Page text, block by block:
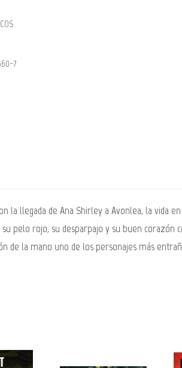
7
la llegada de Ana Shirley a Avonlea, la vida
pelo rojo, su desparpajo y su buen corazón
de la mano uno de los personajes más